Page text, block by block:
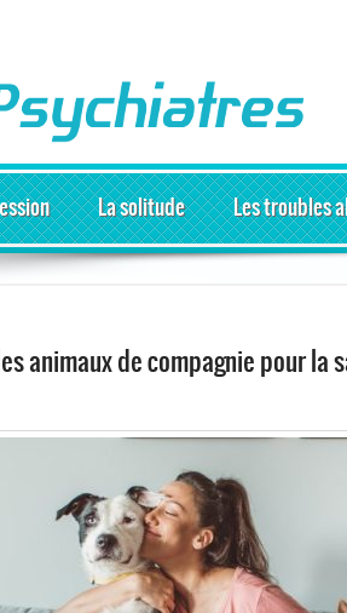
La solitude Les troubles
animaux de compagnie pour la